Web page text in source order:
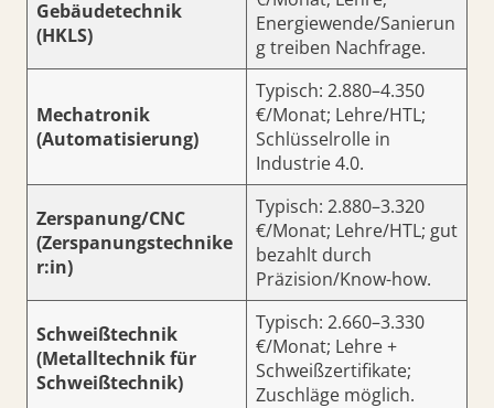
Gebäudetechnik
(HKLS)
Energiewende/Sanierun
g treiben Nachfrage.
Mechatronik
(Automatisierung)
Typisch: 2.880–4.350
€/Monat; Lehre/HTL;
Schlüsselrolle in
Industrie 4.0.
Zerspanung/CNC
(Zerspanungstechnike
r:in)
Typisch: 2.880–3.320
€/Monat; Lehre/HTL; gut
bezahlt durch
Präzision/Know-how.
Schweißtechnik
(Metalltechnik für
Schweißtechnik)
Typisch: 2.660–3.330
€/Monat; Lehre +
Schweißzertifikate;
Zuschläge möglich.